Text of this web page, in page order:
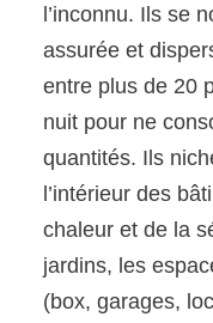
l’inconnu. Ils se
assurée et
entre plus de 20
nuit pour ne
quantités. Ils
l’intérieur des
chaleur et de la
jardins, les
(box, garages,